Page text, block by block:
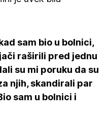
sam bio u bolnici,
raširili pred jednu
su mi poruku da su
njih, skandirali par
sam u bolnici i